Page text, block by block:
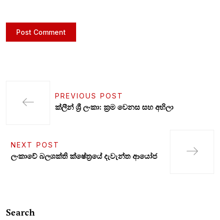
PREVIOUS POST
ක්ලීන් ශ්‍රී ලංකා: ක්‍රම වෙනස සහ අභිලා
NEXT POST
ලංකාවේ බලශක්ති ක්ෂේත්‍රයේ දැවැන්ත ආයෝජ
Search